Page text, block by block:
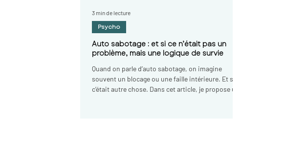
velay, psychologue haute loire
Auto sabotage : et si ce n’était pas un
problème, mais une logique de survie
Quand on parle d’auto sabotage, on imagine
souvent un blocage ou une faille intérieure. Et si
c’était autre chose. Dans cet article, je propose une
Psycho
3 min de lecture